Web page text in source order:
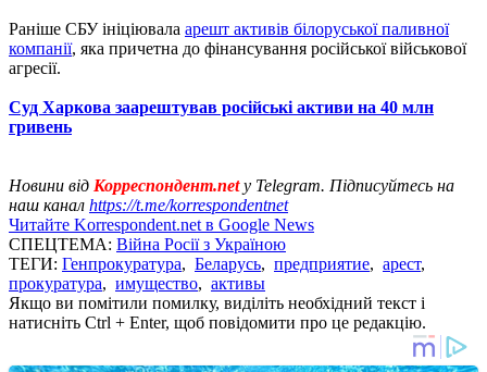
Раніше СБУ ініціювала арешт активів білоруської паливної
компанії, яка причетна до фінансування російської військової
агресії.
Суд Харкова заарештував російські активи на 40 млн
гривень
Новини від Корреспондент.netу Telegram. Підписуйтесь на
наш канал https://t.me/korrespondentnet
Читайте Korrespondent.net в Google News
СПЕЦТЕМА: Війна Росії з Україною
ТЕГИ: Генпрокуратура, Беларусь, предприятие, арест,
прокуратура, имущество, активы
Якщо ви помітили помилку, виділіть необхідний текст і
натисніть Ctrl + Enter, щоб повідомити про це редакцію.